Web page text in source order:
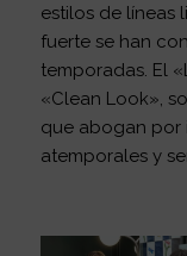
estilos de líneas
fuerte se han
temporadas. El
«Clean Look»,
que abogan por
atemporales y